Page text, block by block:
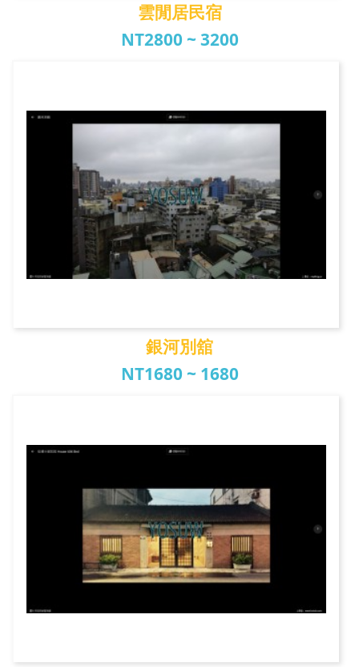
雲閒居民宿
NT2800 ~ 3200
銀河別舘
NT1680 ~ 1680